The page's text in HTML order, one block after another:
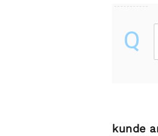
Q
kunde